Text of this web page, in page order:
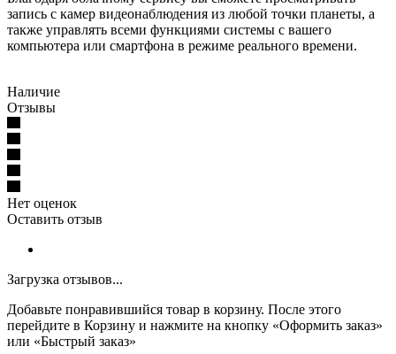
запись с камер видеонаблюдения из любой точки планеты, а
также управлять всеми функциями системы с вашего
компьютера или смартфона в режиме реального времени.
Наличие
Отзывы
Нет оценок
Оставить отзыв
Загрузка отзывов...
Добавьте понравившийся товар в корзину. После этого
перейдите в Корзину и нажмите на кнопку «Оформить заказ»
или «Быстрый заказ»